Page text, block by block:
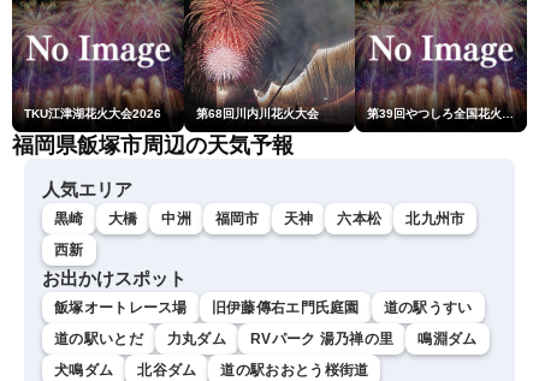
TKU江津湖花火大会2026 第68回川内川花火大会 第39回やつしろ全国花火競技大会
福岡県飯塚市周辺の天気予報
人気エリア
黒崎 大橋 中洲 福岡市 天神 六本松
北九州市
西新
お出かけスポット
飯塚オートレース場 旧伊藤傳右エ門氏庭園
道の駅うすい
道の駅いとだ
力丸ダム RVパーク 湯乃禅の里
鳴淵ダム
犬鳴ダム
北谷ダム 道の駅おおとう桜街道